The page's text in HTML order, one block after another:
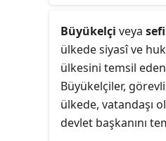
olmayabilir.
Büyükelçi veya
ülkede siyasî ve
ülkesini temsil
Büyükelçiler,
ülkede, vatandaşı
devlet başkanını